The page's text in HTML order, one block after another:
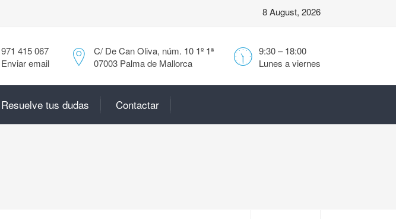
8 August, 2026
9:30 – 18:00
Lunes a viernes
C/ De Can Oliva, núm. 10 1º 1ª
07003 Palma de Mallorca
971 415 067
Enviar email
Resuelve tus dudas Contactar